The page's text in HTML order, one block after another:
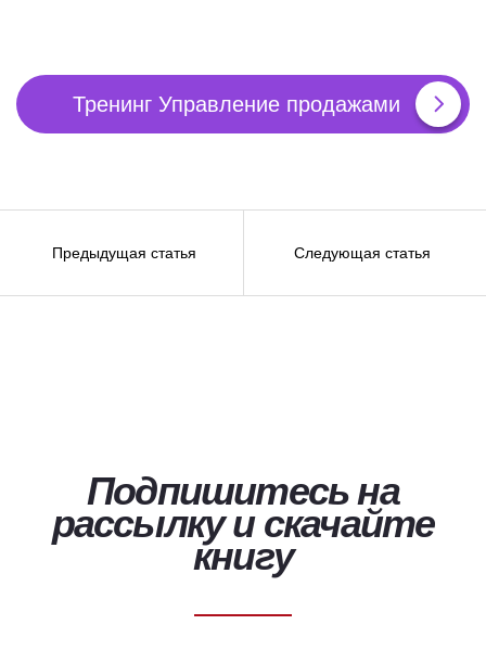
Тренинг Управление продажами
по
записям
Предыдущая статья Следующая статья
Подпишитесь на
рассылку и скачайте
книгу